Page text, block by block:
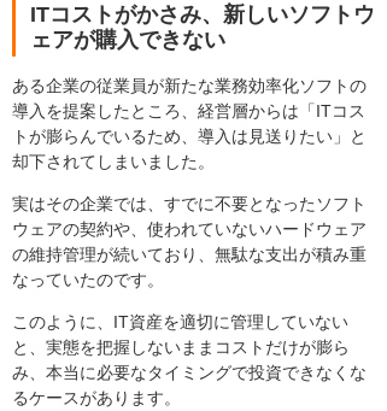
ITコストがかさみ、新しいソフトウ
ェアが購入できない
ある企業の従業員が新たな業務効率化ソフトの
導入を提案したところ、経営層からは「ITコス
トが膨らんでいるため、導入は見送りたい」と
却下されてしまいました。
実はその企業では、すでに不要となったソフト
ウェアの契約や、使われていないハードウェア
の維持管理が続いており、無駄な支出が積み重
なっていたのです。
このように、IT資産を適切に管理していない
と、実態を把握しないままコストだけが膨ら
み、本当に必要なタイミングで投資できなくな
るケースがあります。